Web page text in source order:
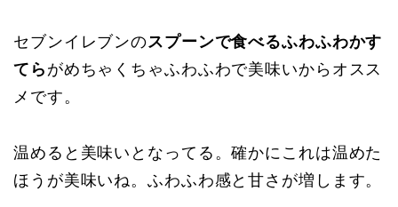
セブンイレブンのスプーンで食べるふわふわかす
てら がめちゃくちゃふわふわで美味いからオスス
メです。
温めると美味いとなってる。確かにこれは温めた
ほうが美味いね。ふわふわ感と甘さが増します。